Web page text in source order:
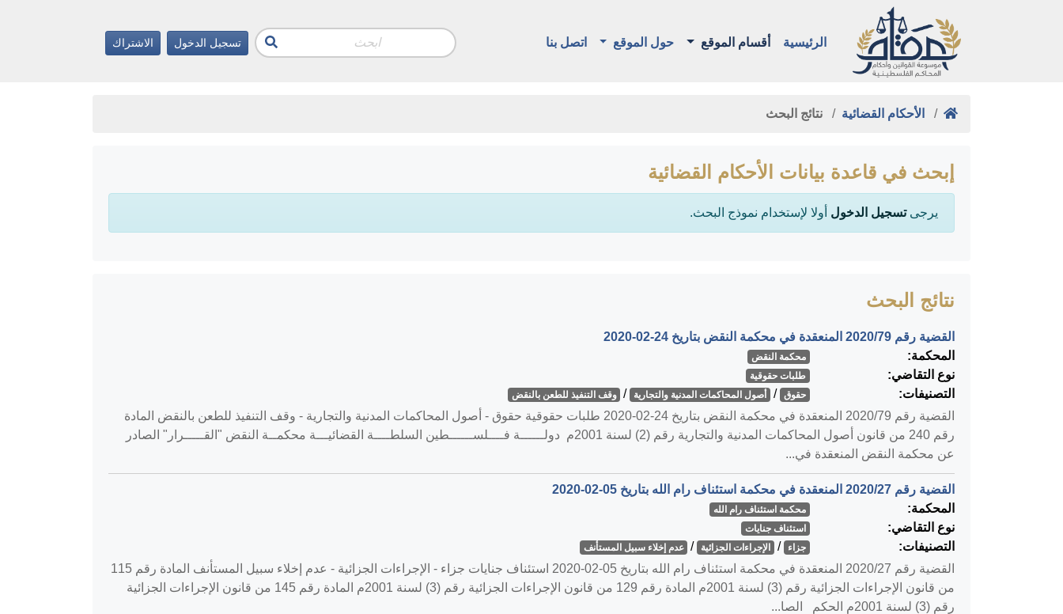
الرئيسية أقسام الموقع حول الموقع اتصل بنا تسجيل الدخول الاشتراك
الأحكام القضائية نتائج البحث
إبحث في قاعدة بيانات الأحكام القضائية
يرجىتسجيل الدخول أولا لإستخدام نموذج البحث.
نتائج البحث
القضية رقم ‎79‏/‎2020‏ المنعقدة في محكمة النقض بتاريخ ‎2020-02-24‏
المحكمة:
محكمة النقض
نوع التقاضي: طلبات حقوقية
التصنيفات: حقوق / أصول المحاكمات المدنية والتجارية / وقف التنفيذ للطعن بالنقض
القضية رقم ‎79‏/‎2020‏ المنعقدة في محكمة النقض بتاريخ ‎2020-02-24‏ طلبات حقوقية حقوق - أصول المحاكمات المدنية والتجارية - وقف التنفيذ للطعن بالنقض المادة
رقم 240 من قانون أصول المحاكمات المدنية والتجارية رقم (2) لسنة 2001م دولــــــة فــــلســــــطين السلطــــة القضائيـــة محكمــة النقض "القـــــرار" الصادر
عن محكمة النقض المنعقدة في...
القضية رقم ‎27‏/‎2020‏ المنعقدة في محكمة استئناف رام الله بتاريخ ‎2020-02-05‏
المحكمة:
محكمة استئناف رام الله
نوع التقاضي: استئناف جنايات
التصنيفات: جزاء / الإجراءات الجزائية / عدم إخلاء سبيل المستأنف
القضية رقم ‎27‏/‎2020‏ المنعقدة في محكمة استئناف رام الله بتاريخ ‎2020-02-05‏ استئناف جنايات جزاء - الإجراءات الجزائية - عدم إخلاء سبيل المستأنف المادة رقم 115
من قانون الإجراءات الجزائية رقم (3) لسنة 2001م المادة رقم 129 من قانون الإجراءات الجزائية رقم (3) لسنة 2001م المادة رقم 145 من قانون الإجراءات الجزائية
رقم (3) لسنة 2001م الحكم الصا...